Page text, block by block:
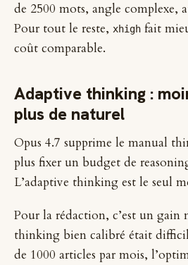
de 2500 mots, angle complexe,
Pour tout le reste, xhigh fait
coût comparable.
Adaptive thinking :
plus de naturel
Opus 4.7 supprime le manual
plus fixer un budget de
L’adaptive thinking est le seul
Pour la rédaction, c’est un gain
thinking bien calibré était
de 1000 articles par mois,